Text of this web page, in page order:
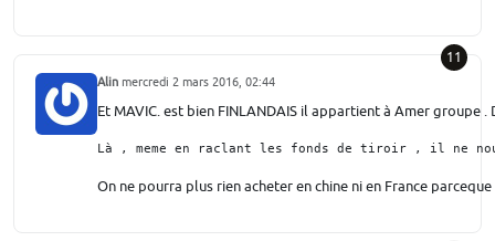
11
Alin mercredi 2 mars 2016, 02:44
Et MAVIC. est bien FINLANDAIS il appartient à Amer groupe
Là , meme en raclant les fonds de tiroir , il ne
On ne pourra plus rien acheter en chine ni en France